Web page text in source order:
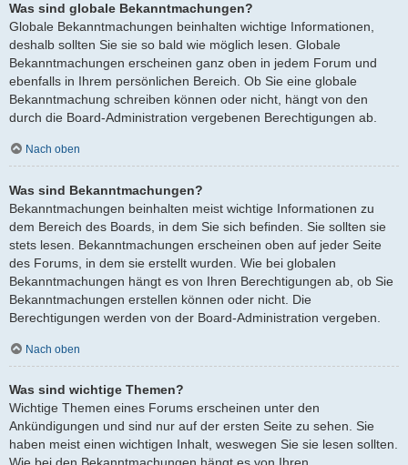
Was sind globale Bekanntmachungen?
Globale Bekanntmachungen beinhalten wichtige Informationen,
deshalb sollten Sie sie so bald wie möglich lesen. Globale
Bekanntmachungen erscheinen ganz oben in jedem Forum und
ebenfalls in Ihrem persönlichen Bereich. Ob Sie eine globale
Bekanntmachung schreiben können oder nicht, hängt von den
durch die Board-Administration vergebenen Berechtigungen ab.
Nach oben
Was sind Bekanntmachungen?
Bekanntmachungen beinhalten meist wichtige Informationen zu
dem Bereich des Boards, in dem Sie sich befinden. Sie sollten sie
stets lesen. Bekanntmachungen erscheinen oben auf jeder Seite
des Forums, in dem sie erstellt wurden. Wie bei globalen
Bekanntmachungen hängt es von Ihren Berechtigungen ab, ob Sie
Bekanntmachungen erstellen können oder nicht. Die
Berechtigungen werden von der Board-Administration vergeben.
Nach oben
Was sind wichtige Themen?
Wichtige Themen eines Forums erscheinen unter den
Ankündigungen und sind nur auf der ersten Seite zu sehen. Sie
haben meist einen wichtigen Inhalt, weswegen Sie sie lesen sollten.